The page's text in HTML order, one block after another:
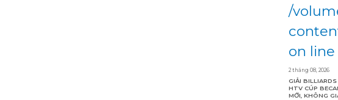
/
on
2 tháng 08, 2026
GIẢI
HTV CÚP
MỚI, KHÔNG